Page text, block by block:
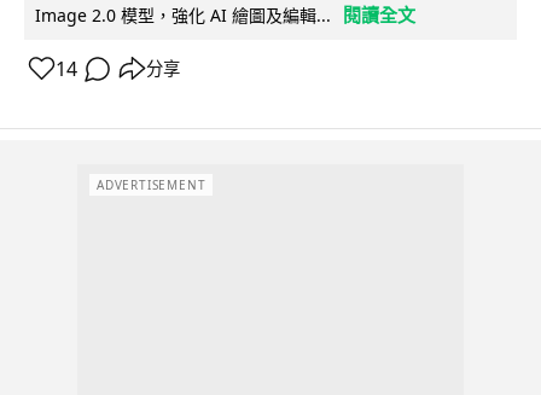
Image 2.0 模型，強化 AI 繪圖及編輯...
閱讀全文
14 分享
ADVERTISEMENT